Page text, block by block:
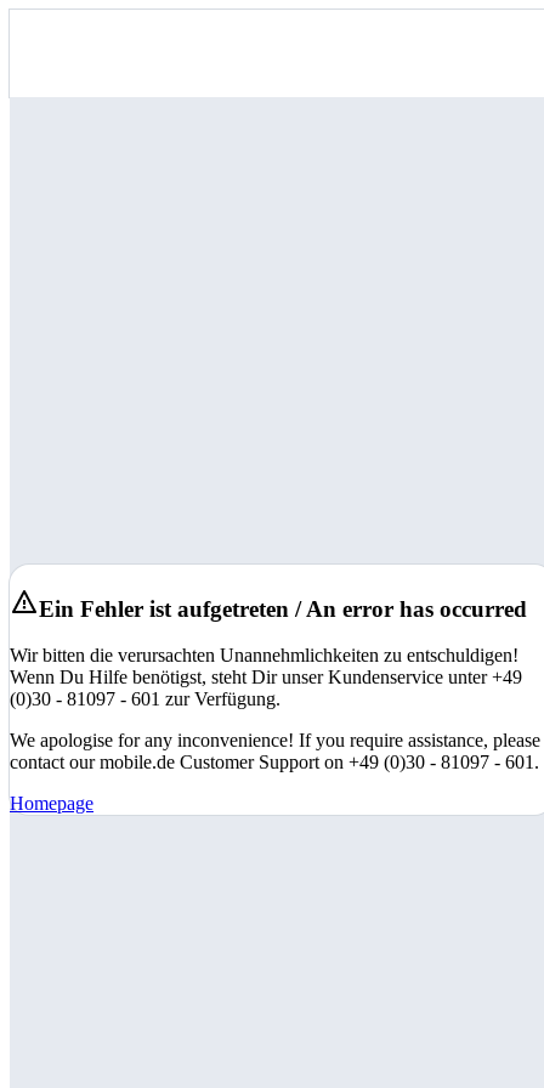
Ein Fehler ist aufgetreten / An error has occurred
Wir bitten die verursachten Unannehmlichkeiten zu entschuldigen!
Wenn Du Hilfe benötigst, steht Dir unser Kundenservice unter +49
(0)30 - 81097 - 601 zur Verfügung.
We apologise for any inconvenience! If you require assistance, please
contact our mobile.de Customer Support on +49 (0)30 - 81097 - 601.
Homepage